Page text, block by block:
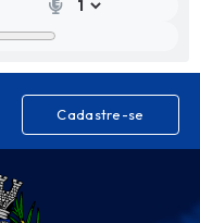
Cadastre-se